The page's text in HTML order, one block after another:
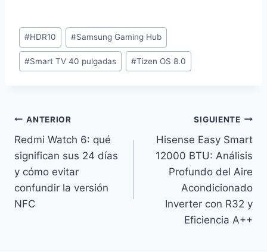
Etiquetas
de
la
#HDR10 #Samsung Gaming Hub
#Smart TV 40 pulgadas #Tizen OS 8.0
Navegación
de
entradas
ANTERIOR
Redmi Watch 6: qué
significan sus 24 días
y cómo evitar
confundir la versión
NFC
SIGUIENTE
Hisense Easy Smart
12000 BTU: Análisis
Profundo del Aire
Acondicionado
Inverter con R32 y
Eficiencia A++